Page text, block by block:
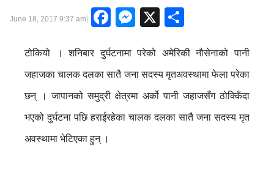
June 18, 2017 9:37 am| Facebook
Messenger
X
टोकियो । शनिबार दुर्घटनामा परेको अमेरिकी नौसेनाको पानी
जहाजका चालक दलका सातै जना सदस्य मृतअवस्थामा फेला परेका
छन् । जापानको समुद्री क्षेत्रमा अर्को पानी जहाजसँग ठोक्किँदा
भएको दुर्घटना पछि हराईरहेका चालक दलका सातै जना सदस्य मृत
अवस्थामा भेटिएका हुन् ।